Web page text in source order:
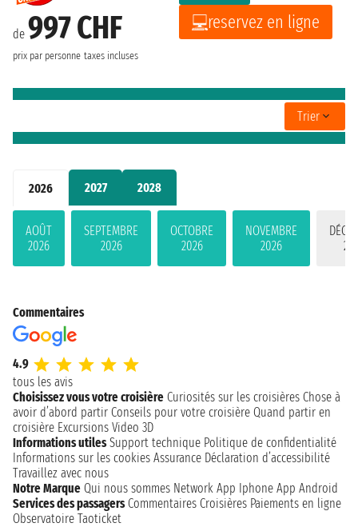
2026 2027 2028
AOÛT
2026
SEPTEMBRE
2026
OCTOBRE
2026
NOVEMBRE
2026
de 997 CHF
prix par personne taxes incluses
reservez en ligne
Trier
Commentaires
4.9
tous les avis
Choisissez vous votre croisière Curiosités sur les croisières Chose à
avoir d’abord partir Conseils pour votre croisière Quand partir en
croisière Excursions Video 3D
Informations utiles Support technique Politique de confidentialité
Informations sur les cookies Assurance Déclaration d’accessibilité
Travaillez avec nous
Notre Marque Qui nous sommes Network App Iphone App Android
Services des passagers Commentaires Croisières Paiements en ligne
Observatoire Taoticket